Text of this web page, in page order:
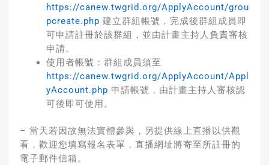
https://canew.twgrid.org/ApplyAccount/grou
pcreate.php 建立群組帳號，完成後群組成員即
可申請註冊於該群組，並由計畫主持人負責審核
申請。
使用者帳號：群組成員須至
https://canew.twgrid.org/ApplyAccount/Appl
yAccount.php 申請帳號，由計畫主持人審核認
可後即可使用。
– 當天若因故無法實體參與，另提供線上直播以供觀
看，歡迎您填寫報名表單，直播網址將寄至所註冊的
電子郵件信箱。